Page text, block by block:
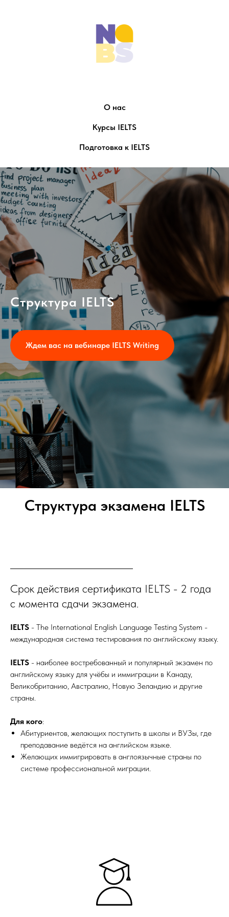
О нас
Курсы IELTS
Подготовка к IELTS
Структура IELTS
Ждем вас на вебинаре IELTS Writing
Структура экзамена IELTS
Срок действия сертификата IELTS - 2 года
с момента сдачи экзамена.
IELTS - The International English Language Testing System -
международная система тестирования по английскому языку.
IELTS - наиболее востребованный и популярный экзамен по
английскому языку для учёбы и иммиграции в Канаду,
Великобританию, Австралию, Новую Зеландию и другие
страны.
Для кого:
Абитуриентов, желающих поступить в школы и ВУЗы, где
преподавание ведётся на английском языке.
Желающих иммигрировать в англоязычные страны по
системе профессиональной миграции.